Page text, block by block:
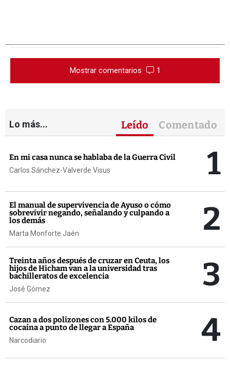
Mostrar comentarios 1
Lo más... Leído Comentado
En mi casa nunca se hablaba de la Guerra Civil
Carlos Sánchez-Valverde Visus 1
El manual de supervivencia de Ayuso o cómo
sobrevivir negando, señalando y culpando a
los demás
Marta Monforte Jaén 2
Treinta años después de cruzar en Ceuta, los
hijos de Hicham van a la universidad tras
bachilleratos de excelencia
José Gómez 3
Cazan a dos polizones con 5.000 kilos de
cocaína a punto de llegar a España
Narcodiario 4